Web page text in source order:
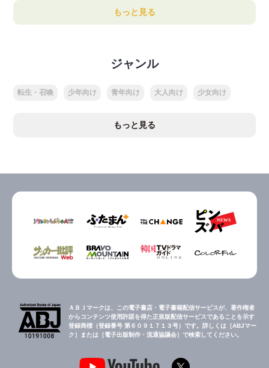
もっと見る
ジャンル
転生・召喚 少年向け 青年向け 大人向け 少女向け
もっと見る
ＡＢＪマークは、この電子書店・電子書籍配信サービスが、著作権者
からコンテンツ使用許諾を得た正規版配信サービスであることを示す
登録商標（登録番号 第６０９１７１３号）です。詳しくは［ABJマー
ク］または［電子出版制作・流通協議会］で検索してください。